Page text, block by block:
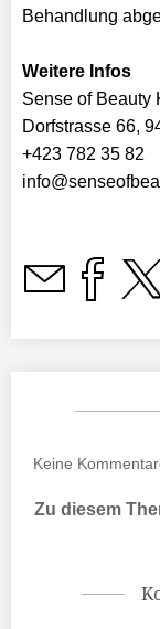
Behandlung
Weitere Infos
Sense of Beauty
Dorfstrasse 66,
+423 782 35 82
Keine
Zu diesem